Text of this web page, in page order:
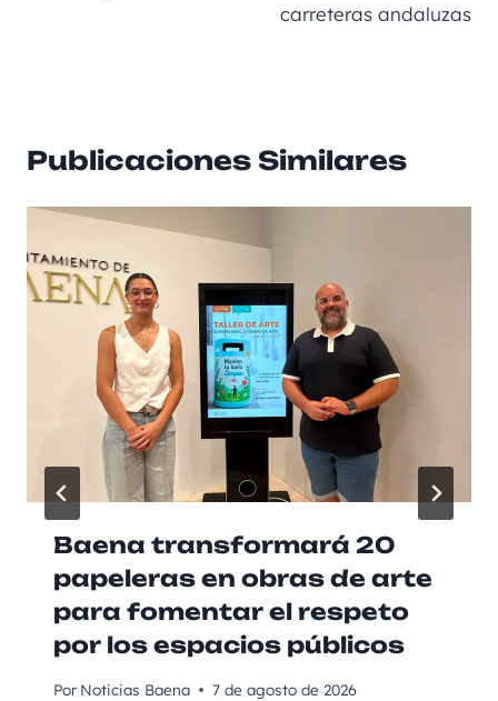
carreteras andaluzas
Publicaciones Similares
Baena transformará 20
papeleras en obras de arte
para fomentar el respeto
por los espacios públicos
Por Noticias Baena 7 de agosto de 2026